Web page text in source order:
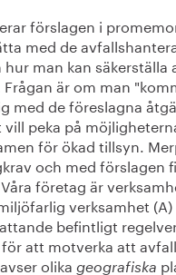
förslagen i
med de
man kan
är om man
med de föreslagna
vill peka på
för ökad tillsyn.
och med förslagen
företag är
verksamhet
befintligt
att motverka att
olika geografiska